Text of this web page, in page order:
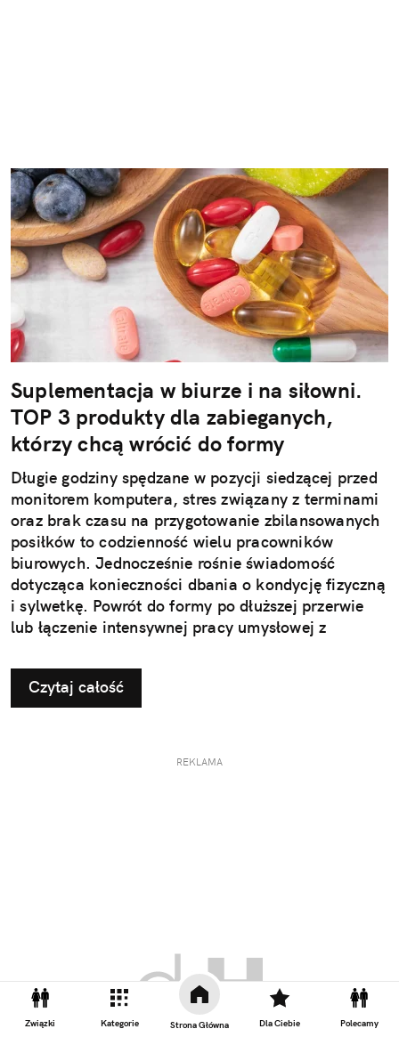
Związki Kategorie Strona Główna Dla Ciebie Polecamy
Suplementacja w biurze i na siłowni.
TOP 3 produkty dla zabieganych,
którzy chcą wrócić do formy
Długie godziny spędzane w pozycji siedzącej przed
monitorem komputera, stres związany z terminami
oraz brak czasu na przygotowanie zbilansowanych
posiłków to codzienność wielu pracowników
biurowych. Jednocześnie rośnie świadomość
dotycząca konieczności dbania o kondycję fizyczną
i sylwetkę. Powrót do formy po dłuższej przerwie
lub łączenie intensywnej pracy umysłowej z
podejścia. Kluczem do sukcesu jest nie tylko
odpowiedni plan treningowy, ale także właściwe
odżywienie organizmu.
Czytaj całość
REKLAMA